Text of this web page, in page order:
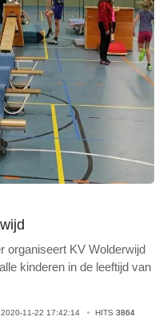
organiseert KV Wolderwijd
kinderen in de leeftijd van
2020-11-22 17:42:14 HITS 3864